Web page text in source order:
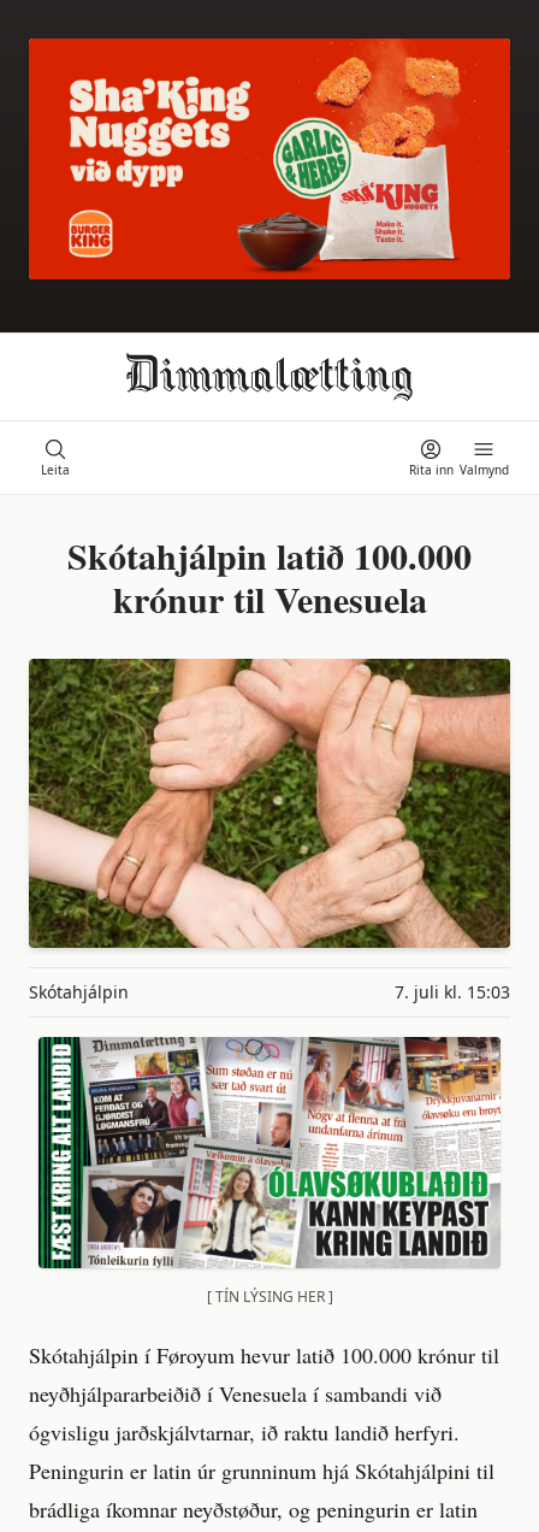
Leita Valmynd
Rita inn
Ongi úrslit
Skótahjálpin latið 100.000
krónur til Venesuela
Skótahjálpin 7. juli kl. 15:03
[ TÍN LÝSING HER ]
Skótahjálpin í Føroyum hevur latið 100.000 krónur til
neyðhjálpararbeiðið í Venesuela í sambandi við
ógvisligu jarðskjálvtarnar, ið raktu landið herfyri.
Peningurin er latin úr grunninum hjá Skótahjálpini til
brádliga íkomnar neyðstøður, og peningurin er latin